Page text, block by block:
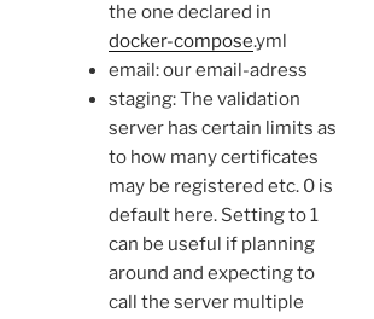
the one declared in
docker-compose.yml
email: our email-adress
staging: The validation
server has certain limits as
to how many certificates
may be registered etc. 0 is
default here. Setting to 1
can be useful if planning
around and expecting to
call the server multiple